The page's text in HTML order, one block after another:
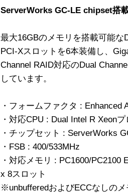
ServerWorks GC-LE chipset搭
最大16GBのメモリを搭載可能
PCI-Xスロットを6本装備し、
Channel RAID対応のDual
しています。
・フォームファクタ : Enhanced
・対応CPU : Dual Intel R Xeon
・チップセット : ServerWorks
・FSB : 400/533MHz
・対応メモリ : PC1600/PC2100
x 8スロット
※unbufferedおよびECCなしの